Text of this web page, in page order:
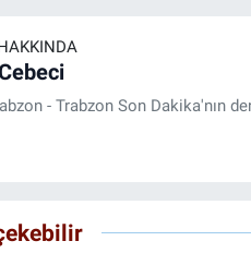
- Trabzon Son Dakika'nın